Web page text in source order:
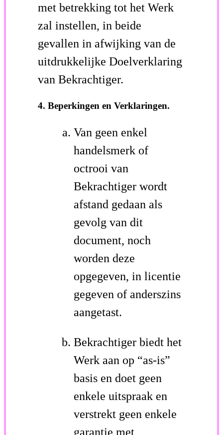
met betrekking tot het Werk
zal instellen, in beide
gevallen in afwijking van de
uitdrukkelijke Doelverklaring
van Bekrachtiger.
4. Beperkingen en Verklaringen.
Van geen enkel
handelsmerk of
octrooi van
Bekrachtiger wordt
afstand gedaan als
gevolg van dit
document, noch
worden deze
opgegeven, in licentie
gegeven of anderszins
aangetast.
Bekrachtiger biedt het
Werk aan op “as-is”
basis en doet geen
enkele uitspraak en
verstrekt geen enkele
garantie met